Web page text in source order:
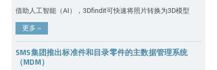
借助人工智能（AI），3Dfindit可快速将照片转换为3D模型
更多 »
SMS集团推出标准件和目录零件的主数据管理系统
（MDM）